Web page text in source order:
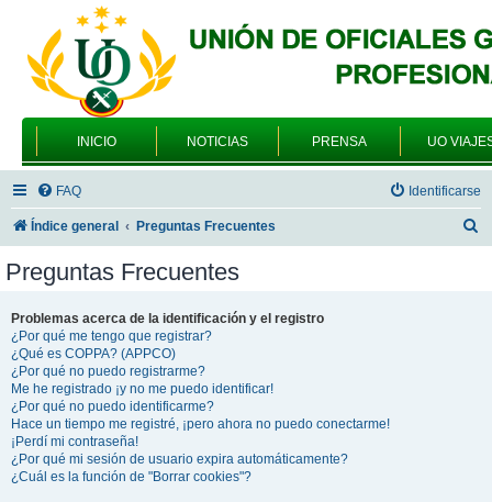
INICIO NOTICIAS PRENSA UO
FAQ Identificarse
Índice general Preguntas Frecuentes
Preguntas Frecuentes
Problemas acerca de la identificación y el registro
¿Por qué me tengo que registrar?
¿Qué es COPPA? (APPCO)
¿Por qué no puedo registrarme?
Me he registrado ¡y no me puedo identificar!
¿Por qué no puedo identificarme?
Hace un tiempo me registré, ¡pero ahora no puedo conectarme!
¡Perdí mi contraseña!
¿Por qué mi sesión de usuario expira automáticamente?
¿Cuál es la función de "Borrar cookies"?